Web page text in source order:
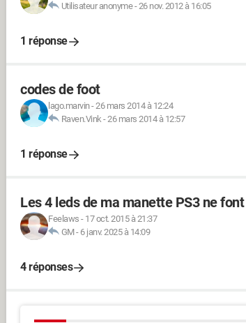
Utilisateur anonyme-26 nov. 2012 à 16:05
1 réponse
codes de foot
lago.marvin-26 mars 2014 à 12:24
Raven.Vink-26 mars 2014 à 12:57
1 réponse
Les 4 leds de ma manette PS3 ne
Feelaws - 17 oct. 2015 à 21:37
GM- 6 janv. 2025 à 14:09
4 réponses